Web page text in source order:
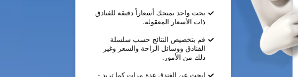
بحث واحد يمنحك أسعاراً دقيقة للفنادق
ذات الأسعار المعقولة.
قم بتخصيص النتائج حسب سلسلة
الفنادق ووسائل الراحة والسعر وغير
ذلك من الأمور.
ابحث عن الفندق عدة مرات كما تريد -